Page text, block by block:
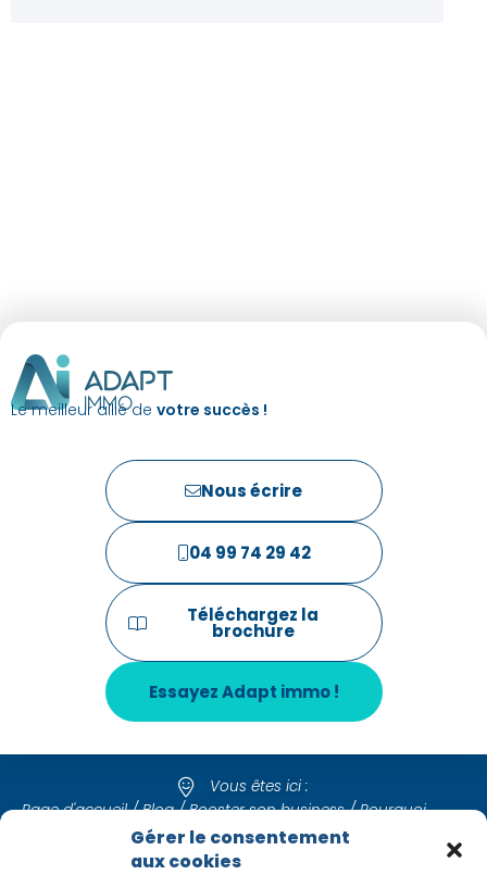
Gérer le consentement
aux cookies
Le meilleur allié de votre succès !
Nous écrire
04 99 74 29 42
Téléchargez la
brochure
Essayez Adapt immo !
Vous êtes ici :
Page d'accueil/Blog/Booster son business/Pourquoi
Google My Business est incontournable pour votre agence